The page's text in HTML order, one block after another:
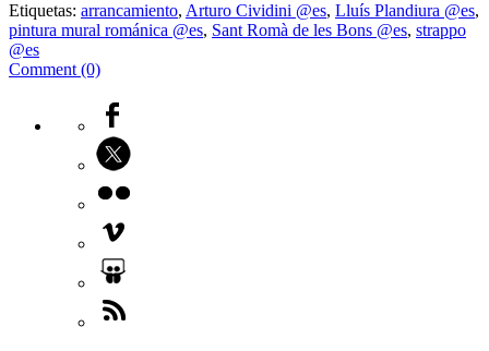
Etiquetas: arrancamiento, Arturo Cividini @es, Lluís Plandiura @es,
pintura mural románica @es, Sant Romà de les Bons @es, strappo
@es
Comment (0)